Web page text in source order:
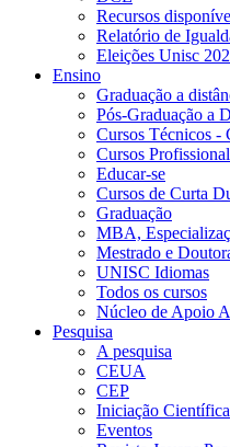
Recursos
Relatório de
Eleições Unisc
Ensino
Graduação a
Pós-Graduação a
Cursos Técnicos -
Cursos
Educar-se
Cursos de Curta
Graduação
MBA,
Mestrado e
UNISC Idiomas
Todos os cursos
Núcleo de Apoio
Pesquisa
A pesquisa
CEUA
CEP
Iniciação Científica
Eventos